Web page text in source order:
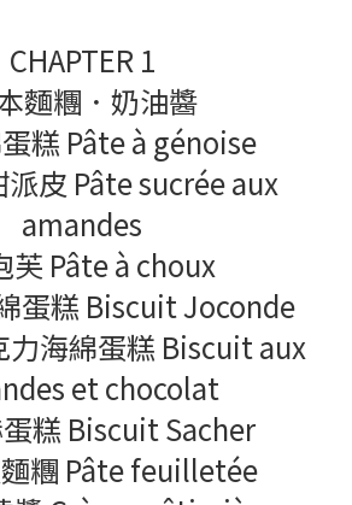
CHAPTER 1
麵糰．奶油醬
糕 Pâte à génoise
派皮 Pâte sucrée aux
amandes
芙 Pâte à choux
蛋糕 Biscuit Joconde
力海綿蛋糕 Biscuit aux
et chocolat
糕 Biscuit Sacher
糰 Pâte feuilletée